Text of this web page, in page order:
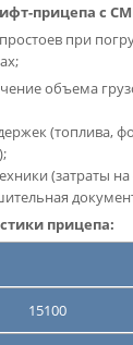
прицепа с
при
объема
(топлива,
(затраты
прицепа:
15100